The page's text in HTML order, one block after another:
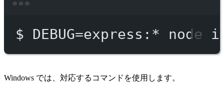
$ DEBUG=express: * node
Windows では、対応するコマンドを使用します。